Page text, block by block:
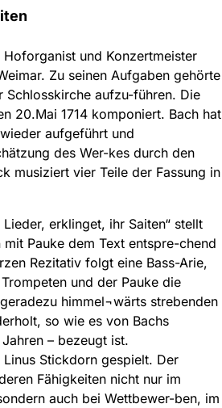
und Konzertmeister
Zu seinen Aufgaben gehörte
Schlosskirche aufzu-führen. Die
20.Mai 1714 komponiert. Bach hat
aufgeführt und
des Wer-kes durch den
musiziert vier Teile der Fassung in
erklinget, ihr Saiten“ stellt
Pauke dem Text entspre-chend
Rezitativ folgt eine Bass-Arie,
und der Pauke die
himmel¬wärts strebenden
so wie es von Bachs
– bezeugt ist.
Stickdorn gespielt. Der
Fähigkeiten nicht nur im
auch bei Wettbewer-ben, im